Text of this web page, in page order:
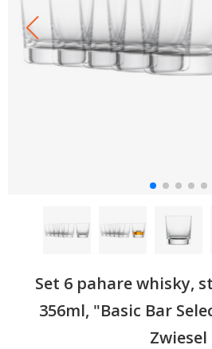
Set 6 pahare whisky,
356ml, "Basic Bar
Zwiesel